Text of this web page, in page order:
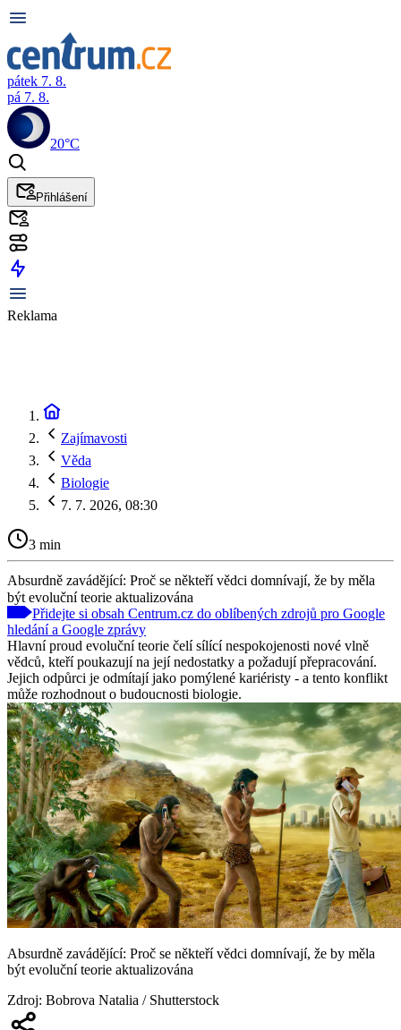
pátek 7. 8.
pá 7. 8.
20°C
Přihlášení
Reklama
Zajímavosti
Věda
Biologie
7. 7. 2026, 08:30
3 min
Absurdně zavádějící: Proč se někteří vědci domnívají, že by měla
být evoluční teorie aktualizována
Přidejte si obsah Centrum.cz do oblíbených zdrojů pro Google
hledání a Google zprávy
Hlavní proud evoluční teorie čelí sílící nespokojenosti nové vlně
vědců, kteří poukazují na její nedostatky a požadují přepracování.
Jejich odpůrci je odmítají jako pomýlené kariéristy - a tento konflikt
může rozhodnout o budoucnosti biologie.
Absurdně zavádějící: Proč se někteří vědci domnívají, že by měla
být evoluční teorie aktualizována
Zdroj: Bobrova Natalia / Shutterstock